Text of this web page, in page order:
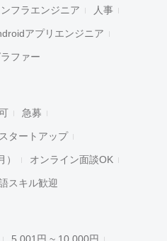
フラエンジニア 人事
アプリエンジニア
ファー
急募
スタートアップ
オンライン面談OK
スキル歓迎